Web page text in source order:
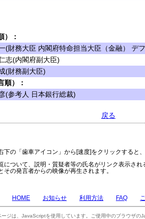
）：
(財務大臣 内閣府特命担当大臣（金融） デ
志(内閣府副大臣)
(財務副大臣)
順）：
(参考人 日本銀行総裁)
戻る
下の「歯車アイコン」から[速度]をクリックすると
について、説明・質疑者等の氏名がリンク表示さ
その発言者からの映像が再生されます。
HOME お知らせ 利用方法 FAQ
ージは、JavaScriptを使用しています。ご使用中のブラウザの